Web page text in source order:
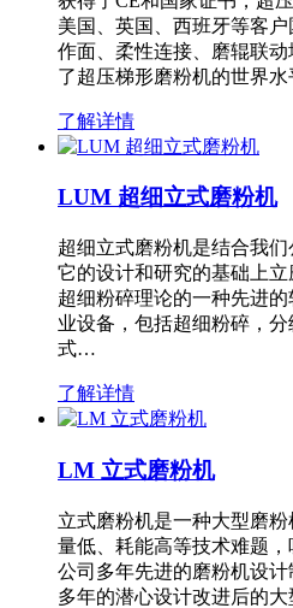
美国、英国、西班牙等客
作面、柔性连接、磨辊联
了超压梯形磨粉机的世界
了解详情
LUM 超细立式磨粉机
超细立式磨粉机是结合我
它的设计和研究的基础上
超细粉碎理论的一种先进
业设备，包括超细粉碎，
式…
了解详情
LM 立式磨粉机
立式磨粉机是一种大型磨
量低、耗能高等技术难题
公司多年先进的磨粉机设
多年的潜心设计改进后的